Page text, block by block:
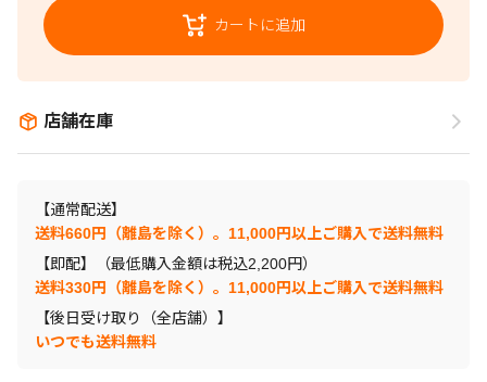
カートに追加
店舗在庫
【通常配送】
送料660円（離島を除く）。11,000円以上ご購入で送料無料
【即配】（最低購入金額は税込2,200円）
送料330円（離島を除く）。11,000円以上ご購入で送料無料
【後日受け取り（全店舗）】
いつでも送料無料